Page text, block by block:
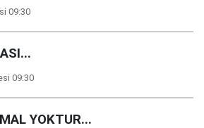
09:30
09:30
YOKTUR...